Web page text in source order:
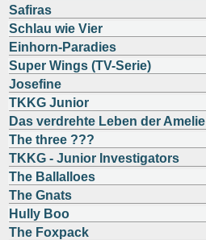
Safiras
Schlau wie Vier
Einhorn-Paradies
Super Wings (TV-Serie)
Josefine
TKKG Junior
Das verdrehte Leben der Amelie
The three ???
TKKG - Junior Investigators
The Ballalloes
The Gnats
Hully Boo
The Foxpack